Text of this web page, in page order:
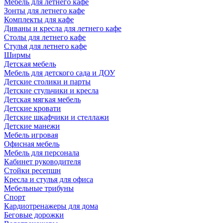
Мебель для летнего кафе
Зонты для летнего кафе
Комплекты для кафе
Диваны и кресла для летнего кафе
Столы для летнего кафе
Стулья для летнего кафе
Ширмы
Детская мебель
Мебель для детского сада и ДОУ
Детские столики и парты
Детские стульчики и кресла
Детская мягкая мебель
Детские кровати
Детские шкафчики и стеллажи
Детские манежи
Мебель игровая
Офисная мебель
Мебель для персонала
Кабинет руководителя
Стойки ресепшн
Кресла и стулья для офиса
Мебельные трибуны
Спорт
Кардиотренажеры для дома
Беговые дорожки